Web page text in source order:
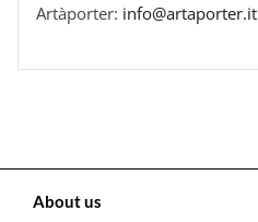
Artàporter: info@artaporter.it
About us